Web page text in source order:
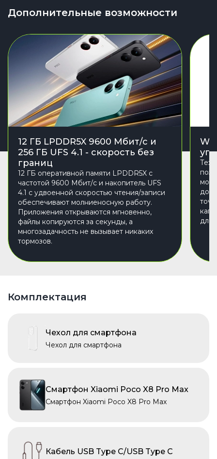
Дополнительные возможности
12 ГБ LPDDR5X 9600 Мбит/с и
256 ГБ UFS 4.1 - скорость без
границ
12 ГБ оперативной памяти LPDDR5X с
частотой 9600 Мбит/с и накопитель UFS
4.1 с удвоенной скоростью чтения/записи
обеспечивают молниеносную работу.
Приложения открываются мгновенно,
файлы копируются за секунды, а
многозадачность не вызывает никаких
тормозов.
для
Комплектация
Чехол для смартфона
Чехол для смартфона
Смартфон Xiaomi Poco X8 Pro Max
Смартфон Xiaomi Poco X8 Pro Max
Кабель USB Type C/USB Type C